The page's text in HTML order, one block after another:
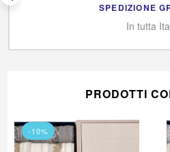
SPEDIZIONE
In tutta
PRODOTTI
-10%